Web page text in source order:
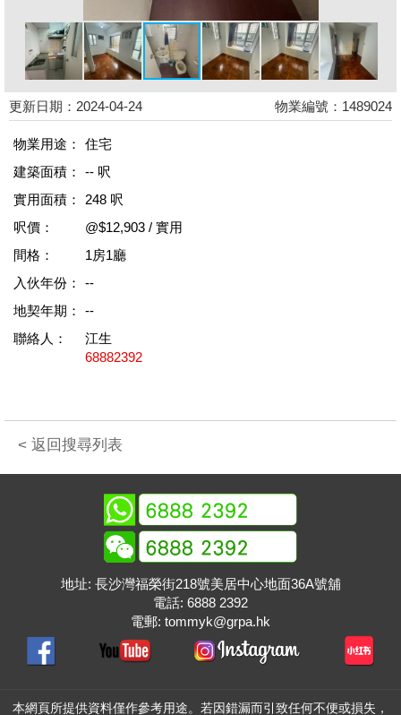
更新日期：2024-04-24 物業編號：1489024
物業用途：
住宅
建築面積：
-- 呎
實用面積：
248 呎
呎價：
@$12,903 / 實用
間格：
1房1廳
入伙年份：
--
地契年期：
--
聯絡人：
江生
68882392
< 返回搜尋列表
地址: 長沙灣福榮街218號美居中心地面36A號舖
電話: 6888 2392
電郵: tommyk@grpa.hk
本網頁所提供資料僅作參考用途。若因錯漏而引致任何不便或損失，